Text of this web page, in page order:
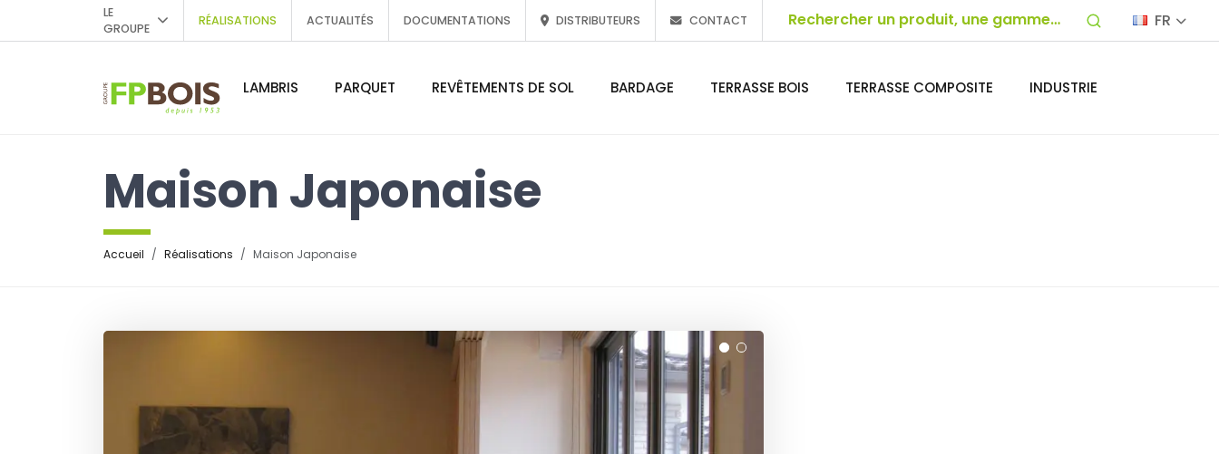
LE
GROUPE
RÉALISATIONS ACTUALITÉS DOCUMENTATIONS DISTRIBUTEURS CONTACT FR
LAMBRIS PARQUET REVÊTEMENTS DE SOL BARDAGE TERRASSE BOIS TERRASSE COMPOSITE INDUSTRIE
Maison Japonaise
Accueil Réalisations Maison Japonaise